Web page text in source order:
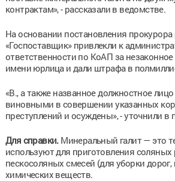
контрактам», - рассказали в ведомстве.
На основании постановления прокурора
«Госпоставщик» привлекли к
ответственности по КоАП за
имени юрлица и дали штрафа в
«В., а также названное должностное
виновными в совершении указанных
преступлений и осуждены», - уточнили в
Для справки. Минеральный галит — это
используют для приготовления соляных
пескосоляных смесей (для уборки дорог,
химических веществ.